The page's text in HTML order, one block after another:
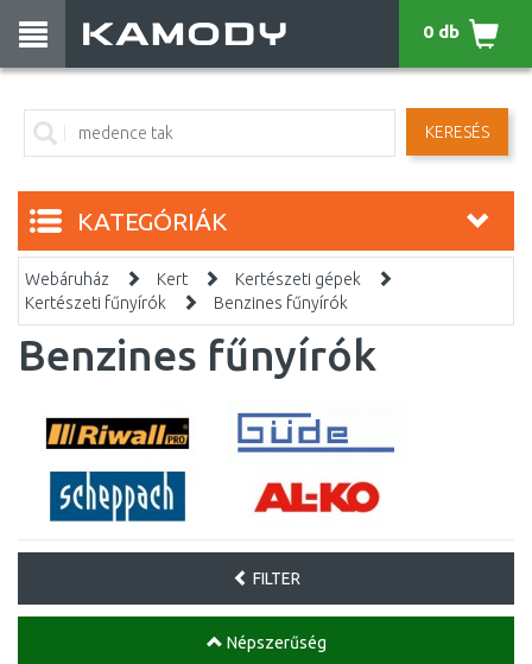
KERESÉS
0 db
KATEGÓRIÁK
Webáruház Kert
Kertészeti gépek
Kertészeti fűnyírók
Benzines fűnyírók
Benzines fűnyírók
FILTER
Népszerűség